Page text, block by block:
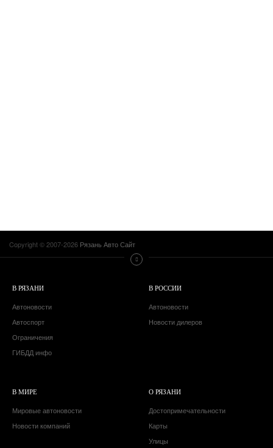
Copyright © 2007-2026 Рязань Авто Сайт
В РЯЗАНИ
Автоновости
Автоспорт
Ограничения
ГИБДД инфо
В РОССИИ
Автоновости
Новости дилеров
В МИРЕ
Мировые автоновости
Новости компаний
О РЯЗАНИ
Достопримечательности
Карты
Улицы